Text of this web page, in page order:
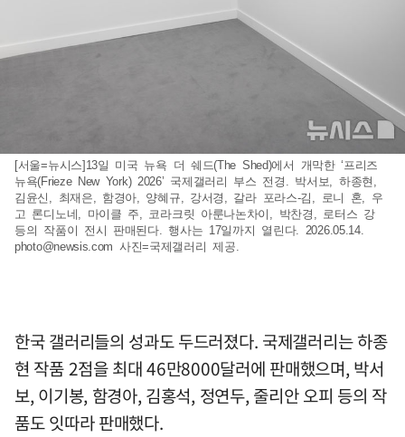
[서울=뉴시스]13일 미국 뉴욕 더 쉐드(The Shed)에서 개막한 ‘프리즈
뉴욕(Frieze New York) 2026’ 국제갤러리 부스 전경. 박서보, 하종현,
김윤신, 최재은, 함경아, 양혜규, 강서경, 갈라 포라스-김, 로니 혼, 우
고 론디노네, 마이클 주, 코라크릿 아룬나논차이, 박찬경, 로터스 강
등의 작품이 전시 판매된다. 행사는 17일까지 열린다. 2026.05.14.
photo@newsis.com 사진=국제갤러리 제공.
한국 갤러리들의 성과도 두드러졌다. 국제갤러리는 하종
현 작품 2점을 최대 46만8000달러에 판매했으며, 박서
보, 이기봉, 함경아, 김홍석, 정연두, 줄리안 오피 등의 작
품도 잇따라 판매했다.